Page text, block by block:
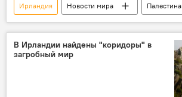
Ирландия Новости мира
Палестина
Политика
Ближний Восток
Израиль
Норвегия
Испания
Государство
Конфликт
В Ирландии найдены "коридоры" в
загробный мир